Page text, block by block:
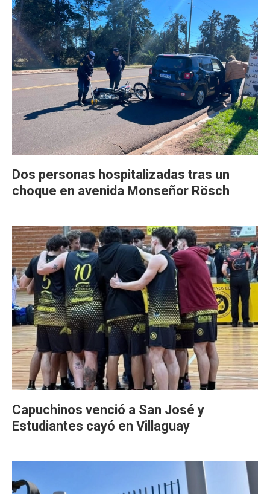
Dos personas hospitalizadas tras un
choque en avenida Monseñor Rösch
Capuchinos venció a San José y
Estudiantes cayó en Villaguay